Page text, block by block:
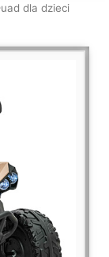
dla dzieci